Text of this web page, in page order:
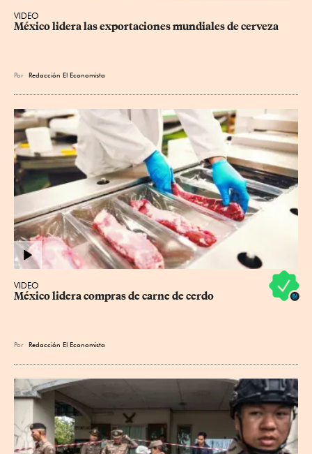
VIDEO
México lidera las exportaciones mundiales de cerveza
Por Redacción El Economista
VIDEO
México lidera compras de carne de cerdo
Por Redacción El Economista